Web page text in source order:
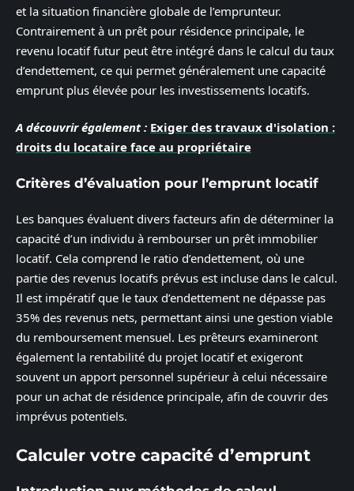
et la situation financière globale de l’emprunteur.
Contrairement à un prêt pour résidence principale, le
revenu locatif futur peut être intégré dans le calcul du taux
d’endettement, ce qui permet généralement une capacité
emprunt plus élevée pour les investissements locatifs.
A découvrir également : Exiger des travaux d'isolation :
droits du locataire face au propriétaire
Critères d’évaluation pour l’emprunt locatif
Les banques évaluent divers facteurs afin de déterminer la
capacité d’un individu à rembourser un prêt immobilier
locatif. Cela comprend le ratio d’endettement, où une
partie des revenus locatifs prévus est incluse dans le calcul.
Il est impératif que le taux d’endettement ne dépasse pas
35% des revenus nets, permettant ainsi une gestion viable
du remboursement mensuel. Les prêteurs examineront
également la rentabilité du projet locatif et exigeront
souvent un apport personnel supérieur à celui nécessaire
pour un achat de résidence principale, afin de couvrir des
imprévus potentiels.
Calculer votre capacité d’emprunt